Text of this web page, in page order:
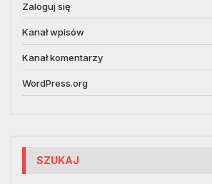
Zaloguj się
Kanał wpisów
Kanał komentarzy
WordPress.org
SZUKAJ